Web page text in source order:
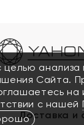
Доставка и
анализа
Сайта.
на
с нашей